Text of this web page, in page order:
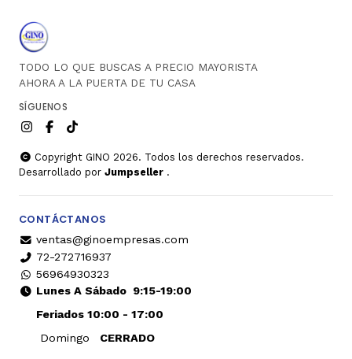
TODO LO QUE BUSCAS A PRECIO MAYORISTA
AHORA A LA PUERTA DE TU CASA
SÍGUENOS
Copyright GINO 2026. Todos los derechos reservados.
Desarrollado por Jumpseller .
CONTÁCTANOS
ventas@ginoempresas.com
72-272716937
56964930323
Lunes A Sábado9:15-19:00
Feriados 10:00 - 17:00
Domingo
CERRADO